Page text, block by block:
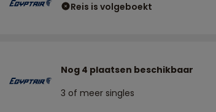
Reis is volgeboekt
Nog 4 plaatsen beschikbaar
3 of meer singles